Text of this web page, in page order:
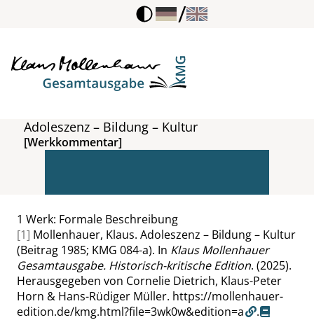
/
Adoleszenz – Bildung – Kultur
[Werkkommentar]
1 Werk: Formale Beschreibung
[1] Mollenhauer, Klaus. Adoleszenz – Bildung – Kultur
(Beitrag 1985; KMG 084-a). In Klaus Mollenhauer
Gesamtausgabe. Historisch-kritische Edition. (2025).
Herausgegeben von Cornelie Dietrich, Klaus-Peter
Horn & Hans-Rüdiger Müller. https://mollenhauer-
edition.de/kmg.html?file=3wk0w&edition=a
.